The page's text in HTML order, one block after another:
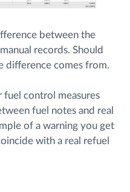
between the
records. Should
difference comes from.
fuel control measures
fuel notes and real
of a warning you get
with a real refuel